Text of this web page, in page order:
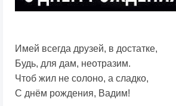
Имей всегда друзей, в достатке,
Будь, для дам, неотразим.
Чтоб жил не солоно, а сладко,
С днём рождения, Вадим!